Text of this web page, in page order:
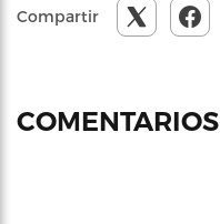
Compartir
COMENTARIOS